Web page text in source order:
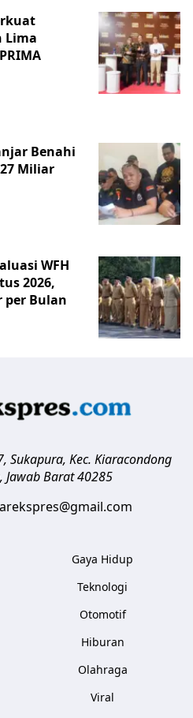
Lima
Benahi
Miliar
WFH
2026,
per Bulan
Sukapura, Kec. Kiaracondong
, Jawab Barat 40285
Gaya Hidup
Teknologi
Otomotif
Hiburan
Olahraga
Viral